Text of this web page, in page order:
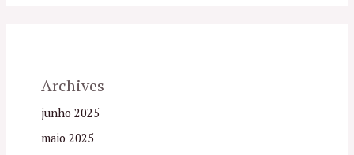
Archives
junho 2025
maio 2025